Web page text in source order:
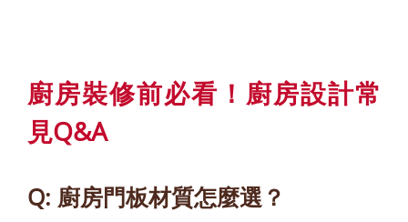
廚房裝修前必看！廚房設計常
見Q&A
Q: 廚房門板材質怎麼選？